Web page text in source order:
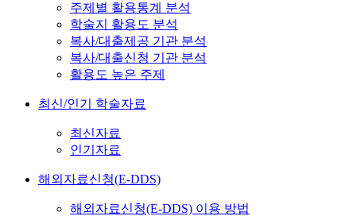
주제별 활용통계 분석
학술지 활용도 분석
복사/대출제공 기관 분석
복사/대출신청 기관 분석
활용도 높은 주제
최신/인기 학술자료
최신자료
인기자료
해외자료신청(E-DDS)
해외자료신청(E-DDS) 이용 방법